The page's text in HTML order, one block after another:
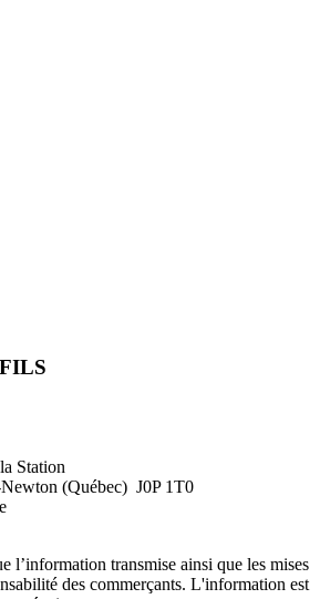
Station
Newton (Québec) J0P 1T0
l’information transmise ainsi que les mises
des commerçants. L'information est